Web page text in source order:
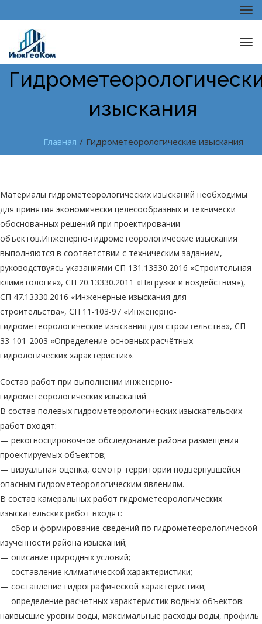
изыскания
Главная / Гидрометеорологические изыскания
Материалы гидрометеорологических изысканий необходимы
для принятия экономически целесообразных и технически
обоснованных решений при проектировании
объектов.Инженерно-гидрометеорологические изыскания
выполняются в соответствии с техническим заданием,
руководствуясь указаниями СП 131.13330.2016 «Строительная
климатология», СП 20.13330.2011 «Нагрузки и воздействия»),
СП 47.13330.2016 «Инженерные изыскания для
строительства», СП 11-103-97 «Инженерно-
гидрометеорологические изыскания для строительства», СП
33-101-2003 «Определение основных расчётных
гидрологических характеристик».
Состав работ при выполнении инженерно-
гидрометеорологических изысканий
В состав полевых гидрометеорологических изыскательских
работ входят:
— рекогносцировочное обследование района размещения
проектируемых объектов;
— визуальная оценка, осмотр территории подвернувшейся
опасным гидрометеорологическим явлениям.
В состав камеральных работ гидрометеорологических
изыскательских работ входят:
— сбор и формирование сведений по гидрометеорологической
изученности района изысканий;
— описание природных условий;
— составление климатической характеристики;
— составление гидрографической характеристики;
— определение расчетных характеристик водных объектов:
наивысшие уровни воды, максимальные расходы воды, профиль